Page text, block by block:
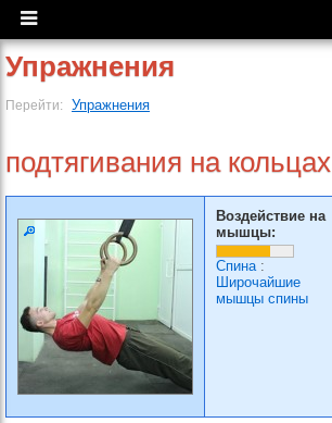
Упражнения
Перейти: Упражнения
подтягивания на кольцах
Воздействие на
мышцы:
Спина:
Широчайшие
мышцы спины